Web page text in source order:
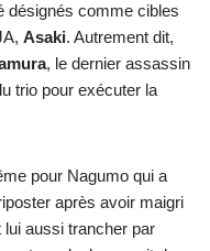
désignés comme cibles
Asaki. Autrement dit,
, le dernier assassin
trio pour exécuter la
pour Nagumo qui a
après avoir maigri
aussi trancher par